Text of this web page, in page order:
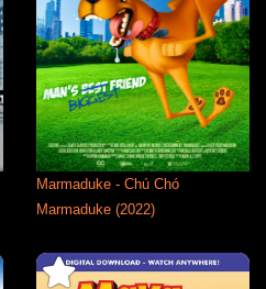
Marmaduke - Chú Chó
Marmaduke (2022)